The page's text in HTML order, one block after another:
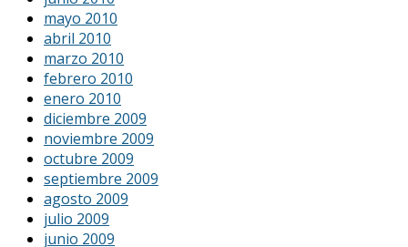
mayo 2010
abril 2010
marzo 2010
febrero 2010
enero 2010
diciembre 2009
noviembre 2009
octubre 2009
septiembre 2009
agosto 2009
julio 2009
junio 2009